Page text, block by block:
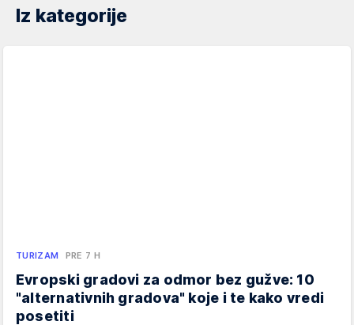
Iz kategorije
TURIZAM PRE 7 H
Evropski gradovi za odmor bez gužve: 10
"alternativnih gradova" koje i te kako vredi
posetiti